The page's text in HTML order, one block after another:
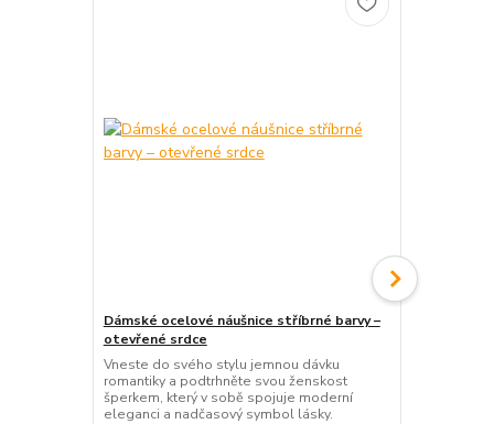
Dámské ocelové náušnice stříbrné barvy –
otevřené srdce
Vneste do svého stylu jemnou dávku
romantiky a podtrhněte svou ženskost
šperkem, který v sobě spojuje moderní
eleganci a nadčasový symbol lásky.